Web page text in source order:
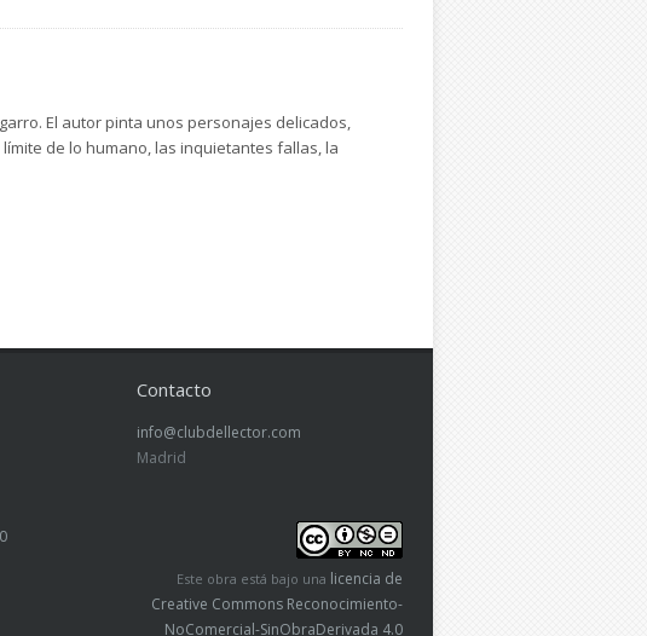
El autor pinta unos personajes delicados,
de lo humano, las inquietantes fallas, la
Contacto
info@clubdellector.com
Madrid
Este obra está bajo una licencia de
Creative Commons Reconocimiento-
NoComercial-SinObraDerivada 4.0